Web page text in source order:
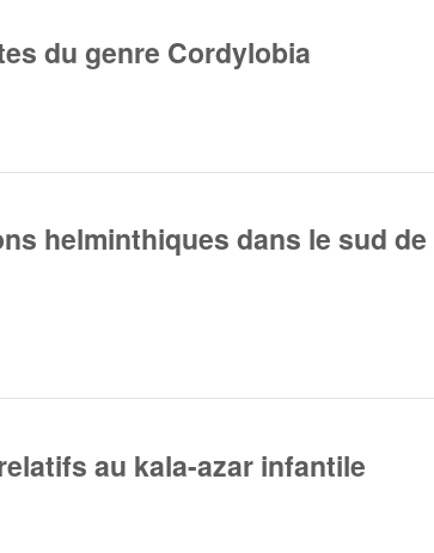
du genre Cordylobia
helminthiques dans le sud
au kala-azar infantile